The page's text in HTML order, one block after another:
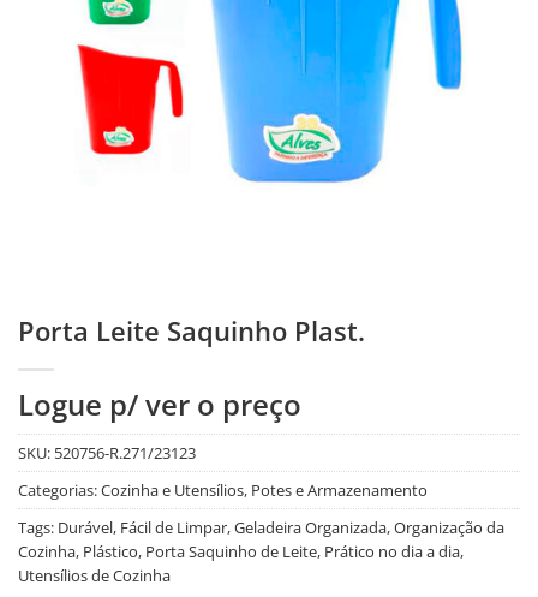
Porta Leite Saquinho Plast.
Logue p/ ver o preço
SKU: 520756-R.271/23123
Categorias:Cozinha e Utensílios, Potes e Armazenamento
Tags: Durável, Fácil de Limpar,Geladeira Organizada,Organização da
Cozinha, Plástico, Porta Saquinho de Leite, Prático no dia a dia,
Utensílios de Cozinha